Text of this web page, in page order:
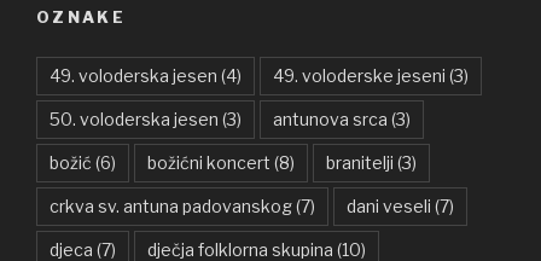
OZNAKE
49. voloderska jesen (4) 49. voloderske jeseni (3)
50. voloderska jesen (3) antunova srca (3)
božić (6) božićni koncert (8) branitelji (3)
crkva sv. antuna padovanskog(7) dani veseli (7)
djeca (7) dječja folklorna skupina (10)